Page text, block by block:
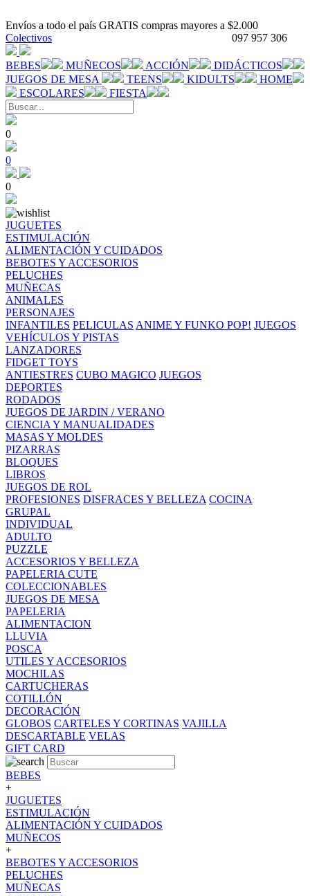
Envíos a todo el país GRATIS compras mayores a $2.000
097 957 306
Colectivos
BEBES MUÑECOS ACCIÓN
DIDÁCTICOS
JUEGOS DE MESA
TEENS KIDULTS
HOME
ESCOLARES
FIESTA
0
0
0
JUGUETES
ESTIMULACIÓN
ALIMENTACIÓN Y CUIDADOS
BEBOTES Y ACCESORIOS
PELUCHES
MUÑECAS
ANIMALES
PERSONAJES
INFANTILES PELICULAS ANIME Y FUNKO POP! JUEGOS
VEHÍCULOS Y PISTAS
LANZADORES
FIDGET TOYS
ANTIESTRES CUBO MAGICO JUEGOS
DEPORTES
RODADOS
JUEGOS DE JARDIN / VERANO
CIENCIA Y MANUALIDADES
MASAS Y MOLDES
PIZARRAS
BLOQUES
LIBROS
JUEGOS DE ROL
PROFESIONES DISFRACES Y BELLEZA COCINA
GRUPAL
INDIVIDUAL
ADULTO
PUZZLE
ACCESORIOS Y BELLEZA
PAPELERIA CUTE
COLECCIONABLES
JUEGOS DE MESA
PAPELERIA
ALIMENTACION
LLUVIA
POSCA
UTILES Y ACCESORIOS
MOCHILAS
CARTUCHERAS
COTILLÓN
DECORACIÓN
GLOBOS CARTELES Y CORTINAS VAJILLA
DESCARTABLE VELAS
GIFT CARD
BEBES
+
JUGUETES
ESTIMULACIÓN
ALIMENTACIÓN Y CUIDADOS
MUÑECOS
+
BEBOTES Y ACCESORIOS
PELUCHES
MUÑECAS